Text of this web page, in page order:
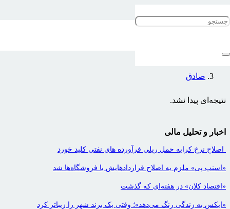
صادق
صادق
نتیجه‌ای پیدا نشد.
اخبار و تحلیل مالی
اصلاح نرخ کرایه حمل ریلی فرآورده های نفتی کلید خورد
«اسنپ پی» ملزم به اصلاح قراردادهایش با فروشگاه‌ها شد
«اقتصاد کلان» در هفته‌ای که گذشت
«ایکس به زندگی رنگ می‌دهد»؛ وقتی یک برند شهر را زیباتر کرد